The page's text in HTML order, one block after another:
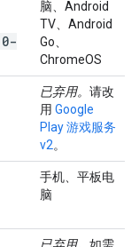
0-
脑、Android
TV、Android
Go、
ChromeOS
已弃用。 请改
用 Google
Play 游戏服务
v2。
手机、平板电
脑